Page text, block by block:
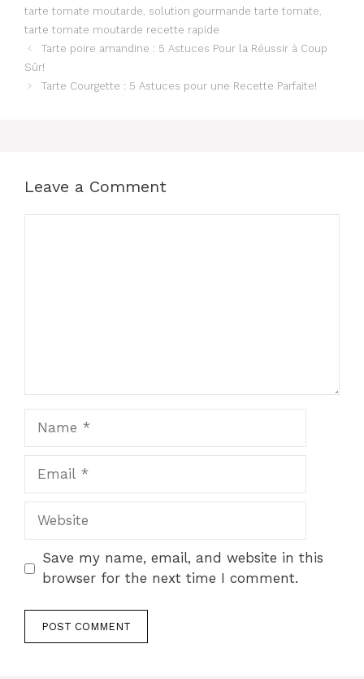
tarte tomate moutarde, solution gourmande tarte tomate,
tarte tomate moutarde recette rapide
Tarte poire amandine : 5 Astuces Pour la Réussir à Coup
Sûr!
Tarte Courgette : 5 Astuces pour une Recette Parfaite!
Leave a Comment
Website
Save my name, email, and website in this
browser for the next time I comment.